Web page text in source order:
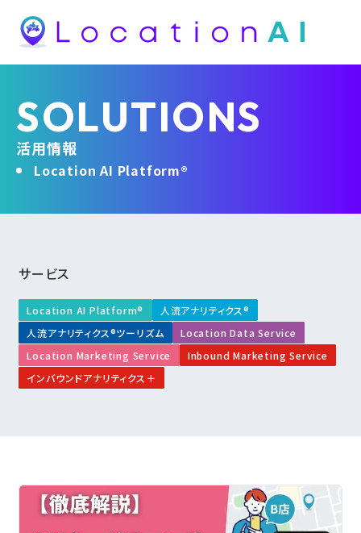
SOLUTIONS
活用情報
Location AI Platform®
サービス
Location AI Platform®
人流アナリティクス®
人流アナリティクス®ツーリズム
Location Data Service
Location Marketing Service
Inbound Marketing Service
インバウンドアナリティクス＋